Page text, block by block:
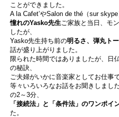
ことができました。
A la Cafet’やSalon de thé（sur
憧れのYasko先生 ご家族と当日、モ
したが、
Yasko先生持ち前の明るさ、弾丸ト
話が盛り上がりました。
限られた時間ではありましたが、日
の秘訣、
ご夫婦がいかに音楽家としてお仕事
等々いろいろなお話をお聞きしまし
の2～3分、
「接続法」と「条件法」のワンポイ
た。